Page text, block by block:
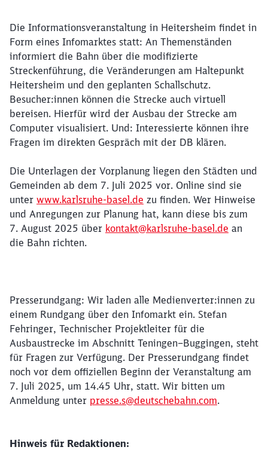
Die Informationsveranstaltung in Heitersheim findet in
Form eines Infomarktes statt: An Themenständen
informiert die Bahn über die modifizierte
Streckenführung, die Veränderungen am Haltepunkt
Heitersheim und den geplanten Schallschutz.
Besucher:innen können die Strecke auch virtuell
bereisen. Hierfür wird der Ausbau der Strecke am
Computer visualisiert. Und: Interessierte können ihre
Fragen im direkten Gespräch mit der DB klären.
Die Unterlagen der Vorplanung liegen den Städten und
Gemeinden ab dem 7. Juli 2025 vor. Online sind sie
unter www.karlsruhe-basel.de zu finden. Wer Hinweise
und Anregungen zur Planung hat, kann diese bis zum
7. August 2025 über kontakt@karlsruhe-basel.de an
die Bahn richten.
Presserundgang: Wir laden alle Medienverter:innen zu
einem Rundgang über den Infomarkt ein. Stefan
Fehringer, Technischer Projektleiter für die
Ausbaustrecke im Abschnitt Teningen–Buggingen, steht
für Fragen zur Verfügung. Der Presserundgang findet
noch vor dem offiziellen Beginn der Veranstaltung am
7. Juli 2025, um 14.45 Uhr, statt. Wir bitten um
Anmeldung unter presse.s@deutschebahn.com.
Hinweis für Redaktionen:
Schließen
Möchten Sie zuweitergeleitet
werden?